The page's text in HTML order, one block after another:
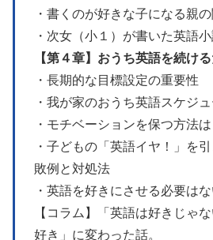
・書くのが好きな子になる親
・次女（小１）が書いた英語小
【第４章】おうち英語を続け
・長期的な目標設定の重要性
・我が家のおうち英語スケジ
・モチベーションを保つ方法は
・子どもの「英語イヤ！」を
敗例と対処法
・英語を好きにさせる必要は
【コラム】「英語は好きじゃ
好き」に変わった話。